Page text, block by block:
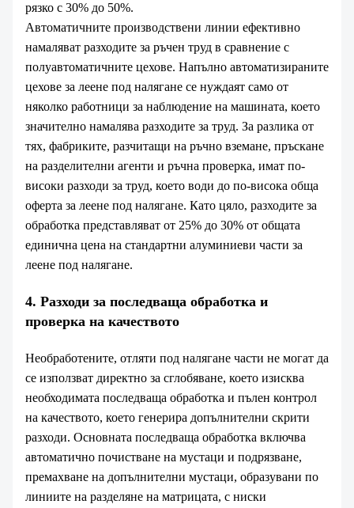
рязко с 30% до 50%.
Автоматичните производствени линии ефективно
намаляват разходите за ръчен труд в сравнение с
полуавтоматичните цехове. Напълно автоматизираните
цехове за леене под налягане се нуждаят само от
няколко работници за наблюдение на машината, което
значително намалява разходите за труд. За разлика от
тях, фабриките, разчитащи на ръчно вземане, пръскане
на разделителни агенти и ръчна проверка, имат по-
високи разходи за труд, което води до по-висока обща
оферта за леене под налягане. Като цяло, разходите за
обработка представляват от 25% до 30% от общата
единична цена на стандартни алуминиеви части за
леене под налягане.
4. Разходи за последваща обработка и
проверка на качеството
Необработените, отляти под налягане части не могат да
се използват директно за сглобяване, което изисква
необходимата последваща обработка и пълен контрол
на качеството, което генерира допълнителни скрити
разходи. Основната последваща обработка включва
автоматично почистване на мустаци и подрязване,
премахване на допълнителни мустаци, образувани по
линиите на разделяне на матрицата, с ниски